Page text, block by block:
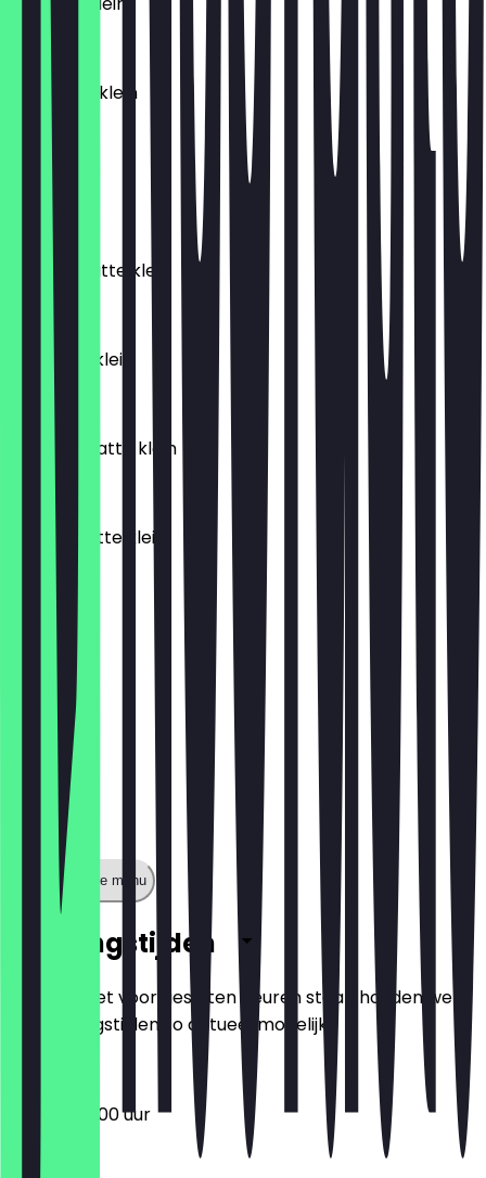
€ 3,95
cold brew klein
€ 4,50
thee klein
€ 3,15
caramel latte klein
€ 4,65
chai latte klein
€ 4,80
dirty chai latte klein
matcha latte klein
€ 4,80
Toon volledige menu
Openingstijden
Zodat je niet voor gesloten deuren staat, houden we
de openingstijden zo actueel mogelijk.
08:00 - 20:00 uur